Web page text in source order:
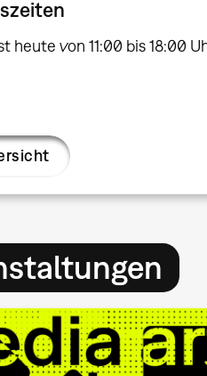
heute von 11:00 bis 18:00